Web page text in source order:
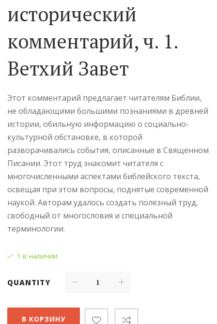
исторический
комментарий, ч. 1.
Ветхий Завет
Этот комментарий предлагает читателям Библии,
не обладающими большими познаниями в древней
истории, обильную информацию о социально-
культурной обстановке, в которой
разворачивались события, описанные в Священном
Писании. Этот труд знакомит читателя с
многочисленными аспектами библейского текста,
освещая при этом вопросы, поднятые современной
наукой. Авторам удалось создать полезный труд,
свободный от многословия и специальной
терминологии.
1 в наличии
QUANTITY
В КОРЗИНУ